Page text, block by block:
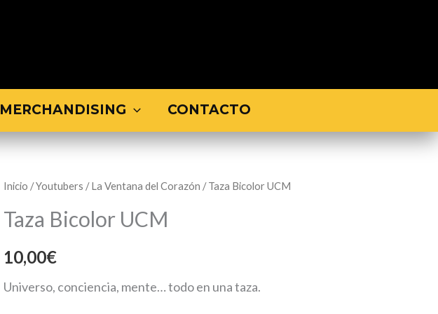
MERCHANDISING CONTACTO
Inicio /Youtubers /La Ventana del Corazón / Taza Bicolor UCM
Taza Bicolor UCM
10,00€
Universo, conciencia, mente… todo en una taza.
Taza
UCM